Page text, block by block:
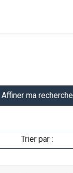
Trier par :
Affiner ma recherche